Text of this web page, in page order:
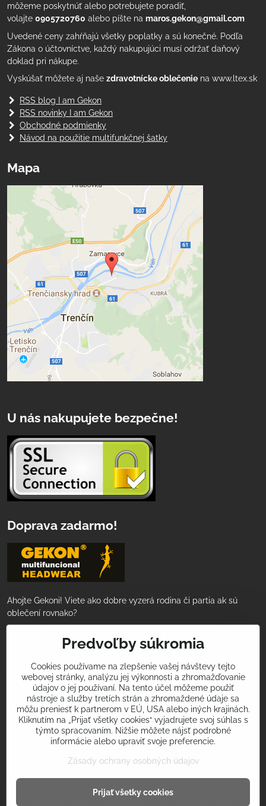
môžeme poskytnúť alebo potrebujete poradiť,
volajte 0905720760 alebo píšte na maros.gekon@gmail.com
Uvedené ceny zahŕňajú všetky poplatky a sú konečné. Podľa
Zákona o účtovníctve, každý nakupujúci musí održať daňový
doklad pri nákupe.
Vyskúšať môžete aj naše zdravotnícke oblečenie na www.ltex.sk
RSS blog I am Gekon
RSS novinky I am Gekon
Obchodné podmienky
Návod na použitie multifunkčnej šatky
Mapa
U nás nakupujete bezpečne!
Doprava zadarmo!
Ahojte Gekoni! Viete ako dobre vyzerá rodina či partia ak sú
oblečení rovnako?
Nakúpte za 50€ a tovar Vám doručíme
ZADARMO!
Podeľte sa s nami o Vaše športové zážitky
a úspechy!
Použite v príspevkoch na sociálnych sietiach hashtagy
#iamgekonalebo#multifunkcnasatkaa my Vás príjemne
prekvapíme! Tvorme spolu svet nadšenia pre šport v krásnom
©2026Copyright
Predvoľby súkromia
Cookies používame na zlepšenie vašej návštevy tejto
webovej stránky, analýzu jej výkonnosti a zhromažďovanie
údajov o jej používaní. Na tento účel môžeme použiť
nástroje a služby tretích strán a zhromaždené údaje sa
môžu preniesť k partnerom v EÚ, USA alebo iných krajinách.
Kliknutím na „Prijať všetky cookies“ vyjadrujete svoj súhlas s
týmto spracovaním. Nižšie môžete nájsť podrobné
informácie alebo upraviť svoje preferencie.
Zásady ochrany osobných údajov
Prijať všetky cookies